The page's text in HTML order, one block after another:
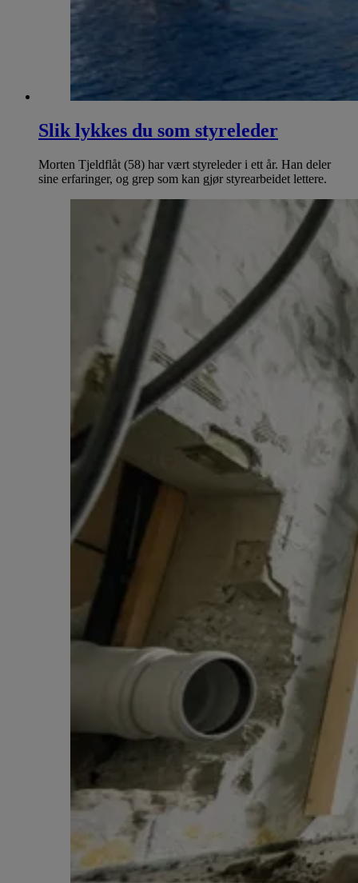
Slik lykkes du som styreleder
Morten Tjeldflåt (58) har vært styreleder i ett år. Han deler
sine erfaringer, og grep som kan gjør styrearbeidet lettere.